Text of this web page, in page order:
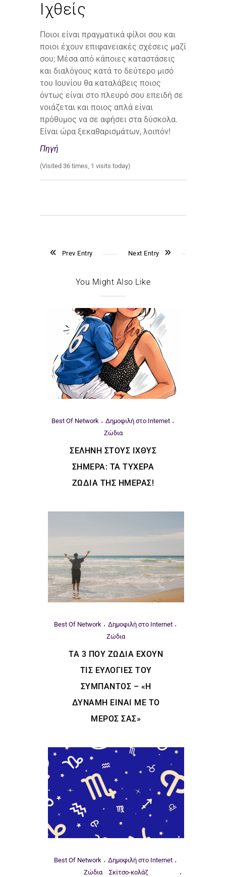
Ιχθείς
Ποιοι είναι πραγματικά φίλοι σου και
ποιοι έχουν επιφανειακές σχέσεις μαζί
σου; Μέσα από κάποιες καταστάσεις
και διαλόγους κατά το δεύτερο μισό
του Ιουνίου θα καταλάβεις ποιος
όντως είναι στο πλευρό σου επειδή σε
νοιάζεται και ποιος απλά είναι
πρόθυμος να σε αφήσει στα δύσκολα.
Είναι ώρα ξεκαθαρισμάτων, λοιπόν!
Πηγή
(Visited 36 times, 1 visits today)
Prev Entry Next Entry
You Might Also Like
Best Of Network
Δημοφιλή στο Internet
Ζώδια
ΣΕΛΉΝΗ ΣΤΟΥΣ ΙΧΘΎΣ
ΣΉΜΕΡΑ: ΤΑ ΤΥΧΕΡΆ
ΖΏΔΙΑ ΤΗΣ ΗΜΈΡΑΣ!
Best Of Network
Δημοφιλή στο Internet
Ζώδια
ΤΑ 3 ΠΟΥ ΖΏΔΙΑ ΈΧΟΥΝ
ΤΙΣ ΕΥΛΟΓΊΕΣ ΤΟΥ
ΣΎΜΠΑΝΤΟΣ – «Η
ΔΎΝΑΜΗ ΕΊΝΑΙ ΜΕ ΤΟ
ΜΈΡΟΣ ΣΑΣ»
Best Of Network
Δημοφιλή στο Internet
Ζώδια
Σκίτσο-κολάζ